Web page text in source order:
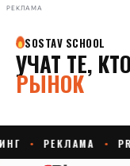
РЕКЛАМА